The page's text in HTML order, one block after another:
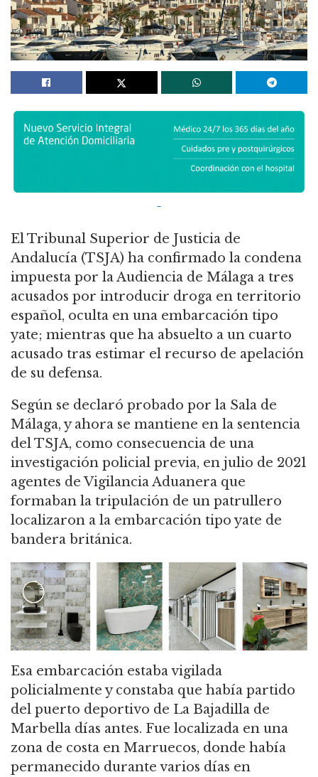
El Tribunal Superior de Justicia de
Andalucía (TSJA) ha confirmado la condena
impuesta por la Audiencia de Málaga a tres
acusados por introducir droga en territorio
español, oculta en una embarcación tipo
yate; mientras que ha absuelto a un cuarto
acusado tras estimar el recurso de apelación
de su defensa.
Según se declaró probado por la Sala de
Málaga, y ahora se mantiene en la sentencia
del TSJA, como consecuencia de una
investigación policial previa, en julio de 2021
agentes de Vigilancia Aduanera que
formaban la tripulación de un patrullero
localizaron a la embarcación tipo yate de
bandera británica.
Esa embarcación estaba vigilada
policialmente y constaba que había partido
del puerto deportivo de La Bajadilla de
Marbella días antes. Fue localizada en una
zona de costa en Marruecos, donde había
permanecido durante varios días en